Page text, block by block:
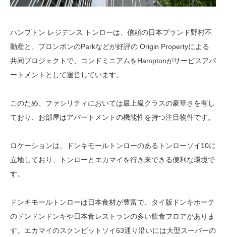
ハンプトン レジデンス トンローは、信頼の日本ブランド野村不
動産と、プロンポンのParkなどが好評の Origin Propertyによる
共同プロジェクトで、コンドミニアムをHamptonがサービスアパ
ートメントとして運営しています。
このため、ファシリティにおいては最上級クラスの豪華さを有し
ており、お部屋はアパートメントの機能性を持つ注目物件です。
ロケーションは、ドンキモールトンローのあるトンローソイ10に
立地しており、トンローとエカマイを行き来できる便利な環境で
す。
ドンキモールトンローは日本食材が豊富で、タイ版ドンキホーテ
のドンドンドンキや日本食レストランの多い飲食フロアがありま
す。エカマイのスクンビットソイ63通り沿いには大型スーパーの